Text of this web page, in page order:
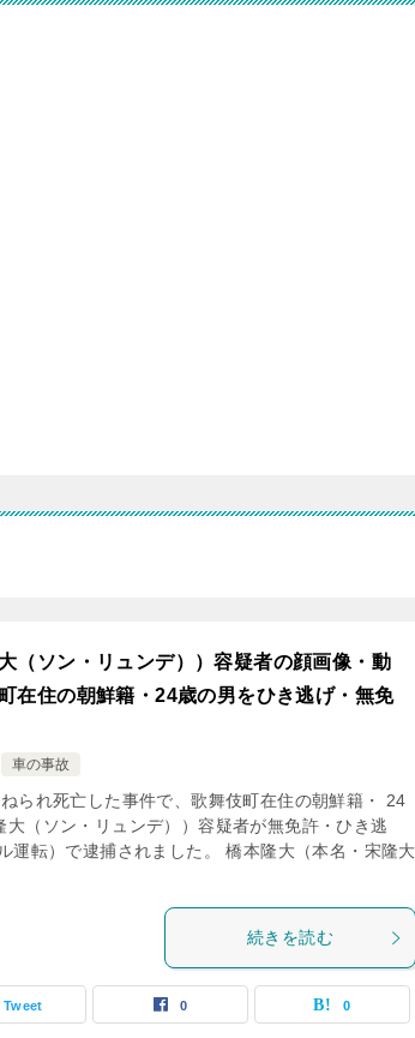
（ソン・リュンデ））容疑者の顔画像・動
在住の朝鮮籍・24歳の男をひき逃げ・無免
車の事故
られ死亡した事件で、歌舞伎町在住の朝鮮籍・ 24
大（ソン・リュンデ））容疑者が無免許・ひき逃
運転）で逮捕されました。 橋本隆大（本名・宋隆大
続きを読む
Tweet 0 0